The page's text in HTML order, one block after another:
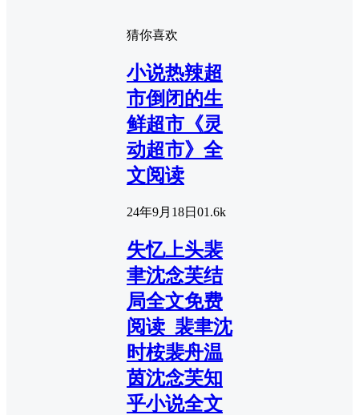
猜你喜欢
小说热辣超
市倒闭的生
鲜超市《灵
动超市》全
文阅读
24年9月18日 01.6k
失忆上头裴
聿沈念芙结
局全文免费
阅读_裴聿沈
时桉裴舟温
茵沈念芙知
乎小说全文